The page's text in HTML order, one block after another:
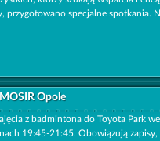
przygotowano specjalne spotkania.
Opole
z badmintona do Toyota Park
19:45-21:45. Obowiązują zapisy,